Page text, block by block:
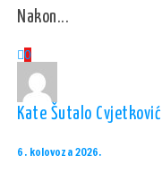
Nakon...
0
Kate Šutalo Cvjetković
6. kolovoza 2026.